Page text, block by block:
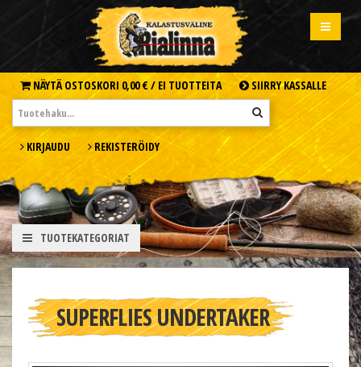
NÄYTÄ OSTOSKORI 0,00 € / EI TUOTTEITA SIIRRY KASSALLE
KIRJAUDU REKISTERÖIDY
TUOTEKATEGORIAT
SUPERFLIES UNDERTAKER